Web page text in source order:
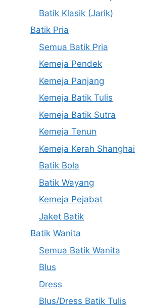
Batik Klasik (Jarik)
Batik Pria
Semua Batik Pria
Kemeja Pendek
Kemeja Panjang
Kemeja Batik Tulis
Kemeja Batik Sutra
Kemeja Tenun
Kemeja Kerah Shanghai
Batik Bola
Batik Wayang
Kemeja Pejabat
Jaket Batik
Batik Wanita
Semua Batik Wanita
Blus
Dress
Blus/Dress Batik Tulis